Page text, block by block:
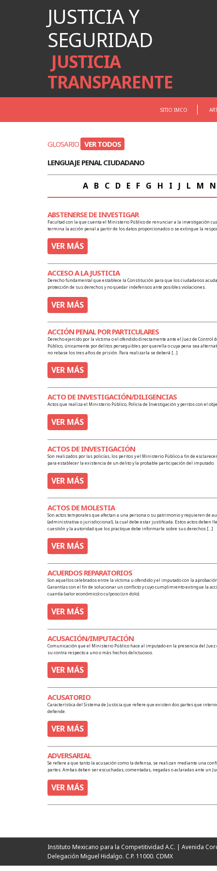
JUSTICIA Y
SEGURIDAD
JUSTICIA
TRANSPARENTE
SITIO IMCO
GLOSARIO VER TODOS
LENGUAJE PENAL CIUDADANO
A B C D E F G H I J L M N
ABSTENERSE DE INVESTIGAR
Facultad con la que cuenta el Ministerio Público de renunciar a la investigación
termina la acción penal a partir de los datos proporcionados o se extingue la
VER MÁS
ACCESO A LA JUSTICIA
Derecho fundamental que establece la Constitución para que los ciudadanos
protección de sus derechos y no quedar indefensos ante posibles violaciones.
VER MÁS
ACCIÓN PENAL POR PARTICULARES
Derecho ejercido por la víctima o el ofendido directamente ante el Juez de
Público, únicamente por delitos perseguibles por querella o cuya pena sea
no rebase los tres años de prisión. Para realizarla se deberá […]
VER MÁS
ACTO DE INVESTIGACIÓN/DILIGENCIAS
Actos que realiza el Ministerio Público, Policía de Investigación y peritos con el
VER MÁS
ACTOS DE INVESTIGACIÓN
Son realizados por las policías, los peritos y el Ministerio Público a fin de
para establecer la existencia de un delito y la probable participación del imputado.
VER MÁS
ACTOS DE MOLESTIA
Son actos temporales que afectan a una persona o su patrimonio y requieren de
(administrativa o jurisdiccional), la cual debe estar justificada. Estos actos deben
cuestión y la autoridad que los practique debe informarle sobre sus derechos […]
VER MÁS
ACUERDOS REPARATORIOS
Son aquellos celebrados entre la víctima u ofendido y el imputado con la
Garantías con el fin de solucionar un conflicto y cuyo cumplimiento extingue la
cuantía (valor económico) o culposo (sin dolo).
VER MÁS
ACUSACIÓN/IMPUTACIÓN
Comunicación que el Ministerio Público hace al imputado en la presencia del
su contra respecto a uno o más hechos delictuosos.
VER MÁS
ACUSATORIO
Característica del Sistema de Justicia que refiere que existen dos partes que
defiende.
VER MÁS
ADVERSARIAL
Se refiere a que tanto la acusación como la defensa, se realizan mediante una
partes. Ambas deben ser escuchadas, comentadas, negadas o aclaradas ante un
VER MÁS
Instituto Mexicano para la Competitividad A.C. | Avenida
Delegación Miguel Hidalgo. C.P. 11000. CDMX